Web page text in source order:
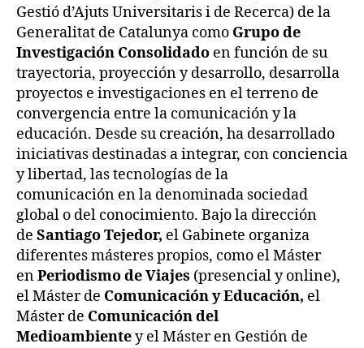
Gestió d’Ajuts Universitaris i de Recerca) de la
Generalitat de Catalunya como Grupo de
Investigación Consolidado en función de su
trayectoria, proyección y desarrollo, desarrolla
proyectos e investigaciones en el terreno de
convergencia entre la comunicación y la
educación. Desde su creación, ha desarrollado
iniciativas destinadas a integrar, con conciencia
y libertad, las tecnologías de la
comunicación en la denominada sociedad
global o del conocimiento. Bajo la dirección
de Santiago Tejedor, el Gabinete organiza
diferentes másteres propios, como el Máster
enPeriodismo de Viajes (presencial y online),
el Máster de Comunicación y Educación, el
Máster de Comunicación del
Medioambientey el Máster en Gestión de